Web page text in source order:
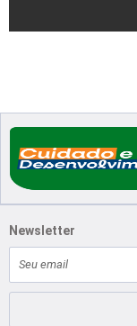
Newsletter
mail